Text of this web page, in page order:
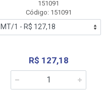
151091
Código: 151091
R$ 127,18